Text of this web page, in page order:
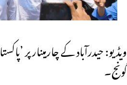
ویڈیو: حیدرآباد کے چارمینار پر
گونج۔